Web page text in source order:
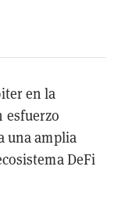
en la
esfuerzo
una amplia
DeFi